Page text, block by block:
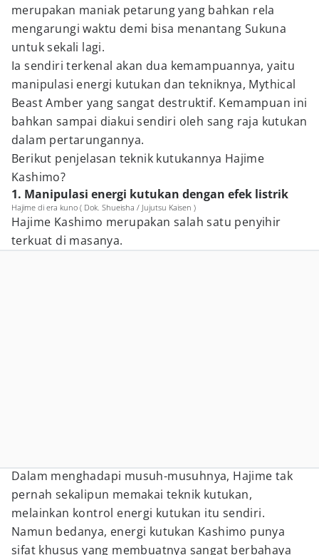
merupakan maniak petarung yang bahkan rela
mengarungi waktu demi bisa menantang Sukuna
untuk sekali lagi.
Ia sendiri terkenal akan dua kemampuannya, yaitu
manipulasi energi kutukan dan tekniknya, Mythical
Beast Amber yang sangat destruktif. Kemampuan ini
bahkan sampai diakui sendiri oleh sang raja kutukan
dalam pertarungannya.
Berikut penjelasan teknik kutukannya Hajime
Kashimo?
1. Manipulasi energi kutukan dengan efek listrik
Hajime di era kuno ( Dok. Shueisha / Jujutsu Kaisen )
Hajime Kashimo merupakan salah satu penyihir
terkuat di masanya.
Dalam menghadapi musuh-musuhnya, Hajime tak
pernah sekalipun memakai teknik kutukan,
melainkan kontrol energi kutukan itu sendiri.
Namun bedanya, energi kutukan Kashimo punya
sifat khusus yang membuatnya sangat berbahaya